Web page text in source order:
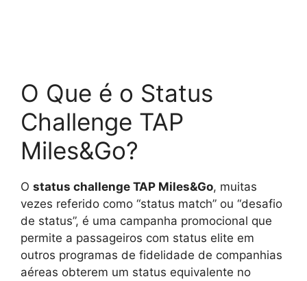
O Que é o Status
Challenge TAP
Miles&Go?
O status challenge TAP Miles&Go, muitas
vezes referido como “status match” ou “desafio
de status”, é uma campanha promocional que
permite a passageiros com status elite em
outros programas de fidelidade de companhias
aéreas obterem um status equivalente no